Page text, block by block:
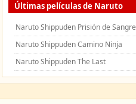
Últimas películas de Naruto
Naruto Shippuden Prisión de Sangre
Naruto Shippuden Camino Ninja
Naruto Shippuden The Last